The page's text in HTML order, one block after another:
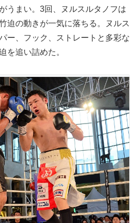
うまい。3回、ヌルスルタノフは
迫の動きが一気に落ちる。ヌルス
ー、フック、ストレートと多彩な
を追い詰めた。